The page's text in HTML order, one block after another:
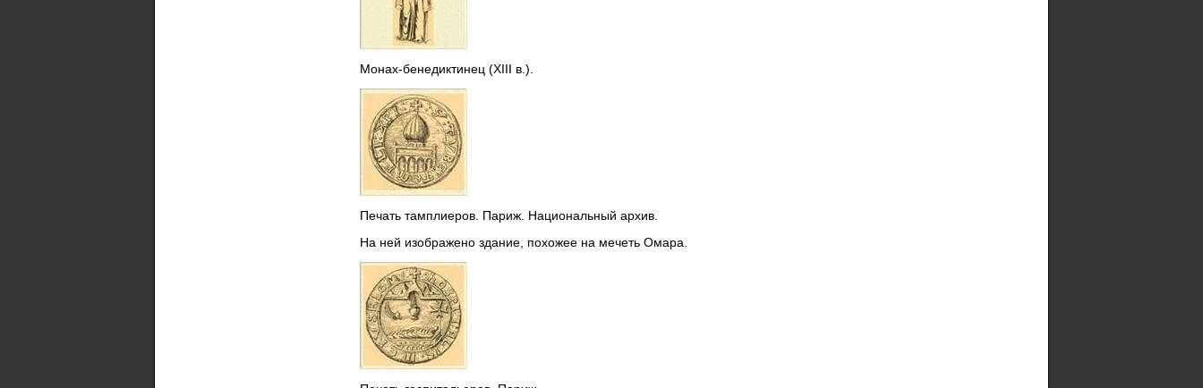
Монах-бенедиктинец (XIII в.).
Печать тамплиеров. Париж. Национальный архив.
На ней изображено здание, похожее на мечеть Омара.